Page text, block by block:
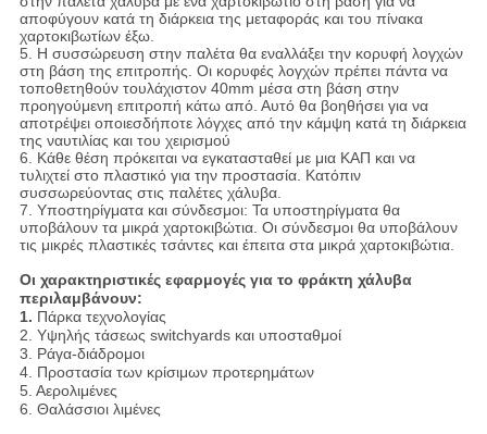
αποφύγουν κατά τη διάρκεια της μεταφοράς και του πίνακα
χαρτοκιβωτίων έξω.
5. Η συσσώρευση στην παλέτα θα εναλλάξει την κορυφή λογχών
στη βάση της επιτροπής. Οι κορυφές λογχών πρέπει πάντα να
τοποθετηθούν τουλάχιστον 40mm μέσα στη βάση στην
προηγούμενη επιτροπή κάτω από. Αυτό θα βοηθήσει για να
αποτρέψει οποιεσδήποτε λόγχες από την κάμψη κατά τη διάρκεια
της ναυτιλίας και του χειρισμού
6. Κάθε θέση πρόκειται να εγκατασταθεί με μια ΚΑΠ και να
τυλιχτεί στο πλαστικό για την προστασία. Κατόπιν
συσσωρεύοντας στις παλέτες χάλυβα.
7. Υποστηρίγματα και σύνδεσμοι: Τα υποστηρίγματα θα
υποβάλουν τα μικρά χαρτοκιβώτια. Οι σύνδεσμοι θα υποβάλουν
τις μικρές πλαστικές τσάντες και έπειτα στα μικρά χαρτοκιβώτια.
Οι χαρακτηριστικές εφαρμογές για το φράκτη χάλυβα
περιλαμβάνουν:
1. Πάρκα τεχνολογίας
2. Υψηλής τάσεως switchyards και υποσταθμοί
3. Ράγα-διάδρομοι
4. Προστασία των κρίσιμων προτερημάτων
5. Αερολιμένες
6. Θαλάσσιοι λιμένες